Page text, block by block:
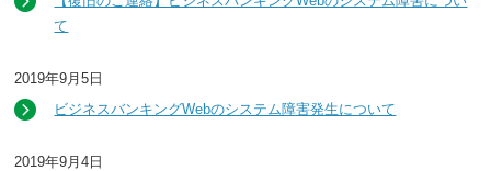
て
2019年9月5日
ビジネスバンキングWebのシステム障害発生について
2019年9月4日